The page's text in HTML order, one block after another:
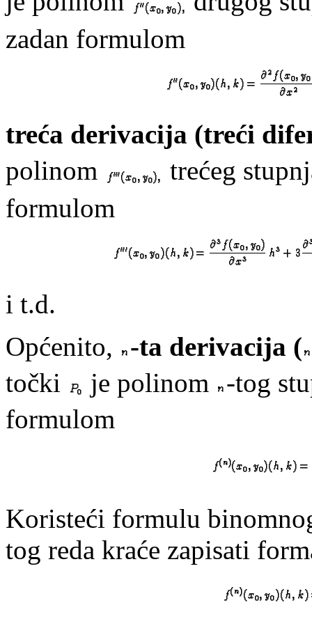
zadan formulom
treća derivacija (treći
polinom
trećeg
formulom
i t.d.
Općenito,
-ta derivacija (
točki
je polinom
-tog
formulom
Koristeći formulu
tog reda kraće zapisati